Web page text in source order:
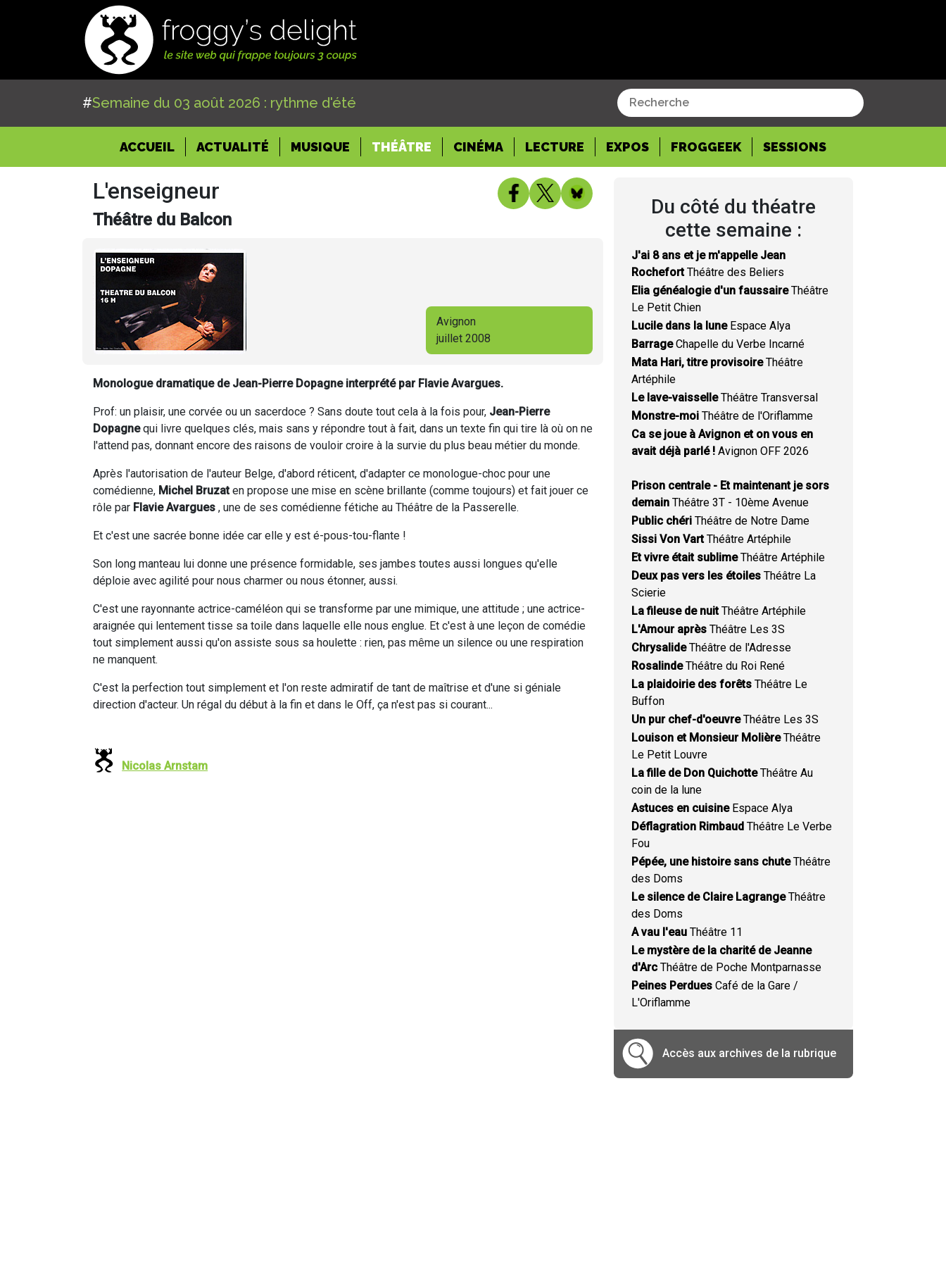
#Semaine du 03 août 2026 : rythme d'été
ACCUEIL(CURRENT)
ACTUALITÉ MUSIQUE THÉÂTRE CINÉMA LECTURE EXPOS FROGGEEK SESSIONS
L'enseigneur
Théâtre du Balcon
Avignon
juillet 2008
Monologue dramatique de Jean-Pierre Dopagne interprété par Flavie Avargues.
Prof: un plaisir, une corvée ou un sacerdoce ? Sans doute tout cela à la fois pour, Jean-Pierre
Dopagnequi livre quelques clés, mais sans y répondre tout à fait, dans un texte fin qui tire là où on ne
l'attend pas, donnant encore des raisons de vouloir croire à la survie du plus beau métier du monde.
Après l'autorisation de l'auteur Belge, d'abord réticent, d'adapter ce monologue-choc pour une
comédienne, Michel Bruzaten propose une mise en scène brillante (comme toujours) et fait jouer ce
rôle par Flavie Avargues , une de ses comédienne fétiche au Théâtre de la Passerelle.
Et c'est une sacrée bonne idée car elle y est é-pous-tou-flante !
Son long manteau lui donne une présence formidable, ses jambes toutes aussi longues qu'elle
déploie avec agilité pour nous charmer ou nous étonner, aussi.
C'est une rayonnante actrice-caméléon qui se transforme par une mimique, une attitude ; une actrice-
araignée qui lentement tisse sa toile dans laquelle elle nous englue. Et c'est à une leçon de comédie
tout simplement aussi qu'on assiste sous sa houlette : rien, pas même un silence ou une respiration
ne manquent.
C'est la perfection tout simplement et l'on reste admiratif de tant de maîtrise et d'une si géniale
direction d'acteur. Un régal du début à la fin et dans le Off, ça n'est pas si courant...
Nicolas Arnstam
Du côté du théatre
cette semaine :
J'ai 8 ans et je m'appelle Jean
RochefortThéâtre des Beliers
Elia généalogie d'un faussaireThéâtre
Le Petit Chien
Lucile dans la luneEspace Alya
BarrageChapelle du Verbe Incarné
Mata Hari, titre provisoireThéâtre
Artéphile
Le lave-vaisselleThéâtre Transversal
Monstre-moi Théâtre de l'Oriflamme
Ca se joue à Avignon et on vous en
avait déjà parlé ! Avignon OFF 2026
Prison centrale - Et maintenant je sors
demain Théâtre 3T - 10ème Avenue
Public chéri Théâtre de Notre Dame
Sissi Von VartThéâtre Artéphile
Et vivre était sublimeThéâtre Artéphile
Deux pas vers les étoiles Théâtre La
Scierie
La fileuse de nuitThéâtre Artéphile
L'Amour après Théâtre Les 3S
ChrysalideThéâtre de l'Adresse
RosalindeThéâtre du Roi René
La plaidoirie des forêts Théâtre Le
Buffon
Un pur chef-d'oeuvreThéâtre Les 3S
Louison et Monsieur MolièreThéâtre
Le Petit Louvre
La fille de Don QuichotteThéâtre Au
coin de la lune
Astuces en cuisineEspace Alya
Déflagration Rimbaud Théâtre Le Verbe
Fou
Pépée, une histoire sans chuteThéâtre
des Doms
Le silence de Claire LagrangeThéâtre
des Doms
A vau l'eau Théâtre 11
Le mystère de la charité de Jeanne
d'Arc Théâtre de Poche Montparnasse
Peines Perdues Café de la Gare /
L'Oriflamme
Accès aux archives de la rubrique